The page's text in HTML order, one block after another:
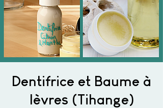
Dentifrice et Baume à
lèvres (Tihange)